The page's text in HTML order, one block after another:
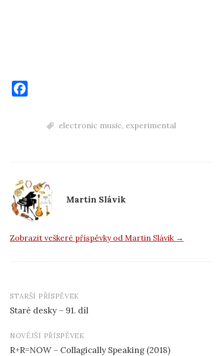
o
k
electronic music, experimental
Martin Slávik
Zobrazit veškeré příspěvky od Martin Slávik →
Navigace
příspěvku
STARŠÍ PŘÍSPĚVEK
Staré desky – 91. díl
NOVĚJŠÍ PŘÍSPĚVEK
R+R=NOW – Collagically Speaking (2018)